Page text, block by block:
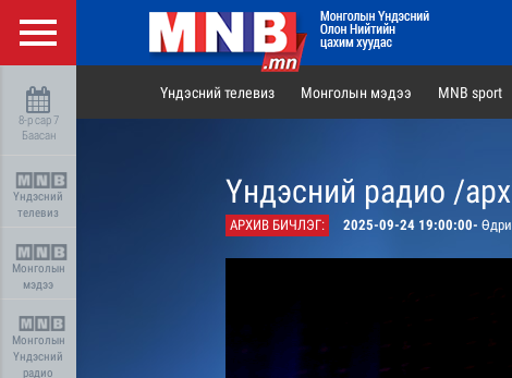
8-р сар 7
Баасан
Үндэсний
телевиз
Монголын
мэдээ
Монголын
Үндэсний
радио
Үндэсний телевиз Монголын мэдээ MNB sport
Үндэсний радио /
АРХИВ БИЧЛЭГ: 2025-09-24 19:00:00-